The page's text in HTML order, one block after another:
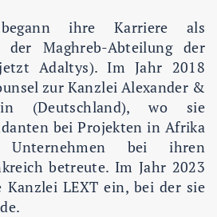
ihre Karriere als
der Maghreb-Abteilung der
Adaltys). Im Jahr 2018
zur Kanzlei Alexander &
(Deutschland), wo sie
bei Projekten in Afrika
Unternehmen bei ihren
betreute. Im Jahr 2023
LEXT ein, bei der sie